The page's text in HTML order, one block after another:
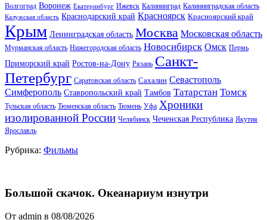
Волгоград Воронеж Екатеринбург Ижевск Калининград Калининградская область
Калужская область Краснодарский край Красноярск Красноярский край
Крым Ленинградская область Москва Московская область
Мурманская область Нижегородская область Новосибирск Омск Пермь
Приморский край Ростов-на-Дону Рязань Санкт-
Петербург Саратовская область Сахалин Севастополь
Симферополь Ставропольский край Тамбов Татарстан Томск
Тульская область Тюменская область Тюмень Уфа Хроники
изолированной России Челябинск Чеченская Республика Якутия
Ярославль
Рубрика: Фильмы
Большой скачок. Океанариум изнутри
От admin в 08/08/2026